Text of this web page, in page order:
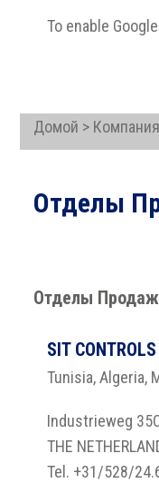
To enable
Домой >
Отделы
Отделы Продаж
SIT
Tunisia, Algeria,
Industrieweg
THE
Tel. +31/528/